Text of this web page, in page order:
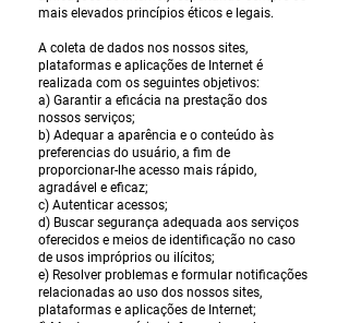
mais elevados princípios éticos e legais.
A coleta de dados nos nossos sites,
plataformas e aplicações de Internet é
realizada com os seguintes objetivos:
a) Garantir a eficácia na prestação dos
nossos serviços;
b) Adequar a aparência e o conteúdo às
preferencias do usuário, a fim de
proporcionar-lhe acesso mais rápido,
agradável e eficaz;
c) Autenticar acessos;
d) Buscar segurança adequada aos serviços
oferecidos e meios de identificação no caso
de usos impróprios ou ilícitos;
e) Resolver problemas e formular notificações
relacionadas ao uso dos nossos sites,
plataformas e aplicações de Internet;